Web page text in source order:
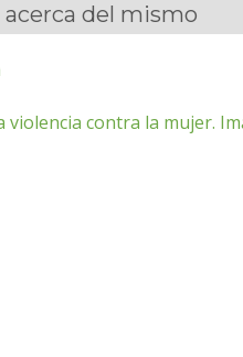
del mismo
violencia contra la mujer.